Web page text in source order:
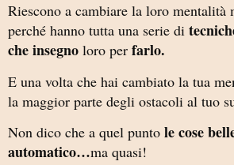
Riescono a cambiare la loro mentalità
perché hanno tutta una serie di
che insegno loro per farlo.
E una volta che hai cambiato la tua
la maggior parte degli ostacoli al tuo
Non dico che a quel punto le cose
automatico…ma quasi!